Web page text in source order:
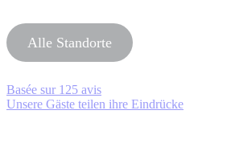
Alle Standorte
Basée sur 125 avis
Unsere Gäste teilen ihre Eindrücke